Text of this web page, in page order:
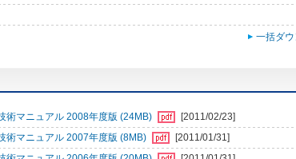
一括ダ
術マニュアル 2008年度版 (24MB)
[2011/02/23]
術マニュアル 2007年度版 (8MB)
[2011/01/31]